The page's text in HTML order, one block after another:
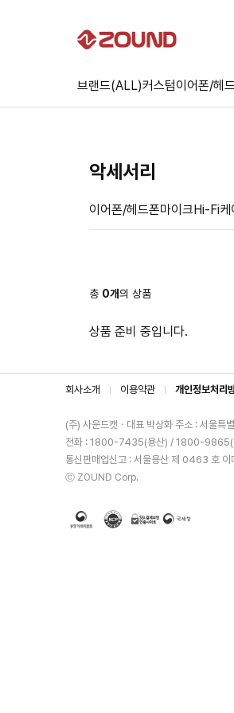
브랜드(ALL)커스텀이어폰/헤
악세서리
이어폰/헤드폰마이크Hi-Fi케
총 0개의 상품
상품 준비 중입니다.
회사소개 이용약관 개인정보처리
(주) 사운드캣ㆍ대표 박상화 주소 : 서울특
전화 : 1800-7435(용산) / 1800-9865(
통신판매업신고 : 서울용산 제 0463 호
ⓒ ZOUND Corp.